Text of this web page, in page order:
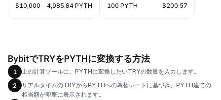
$10,000 4,985.84 PYTH 100 PYTH $200.57
BybitでTRYをPYTHに変換する方法
1
上の計算ツールに、PYTHに変換したいTRYの数量を入力します。
2
リアルタイムのTRYからPYTHへの為替レートに基づき、PYTH建ての
相当額が即座に表示されます。